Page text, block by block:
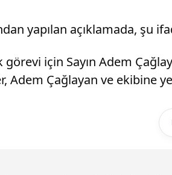
yapılan açıklamada, şu
için Sayın Adem
Adem Çağlayan ve ekibine